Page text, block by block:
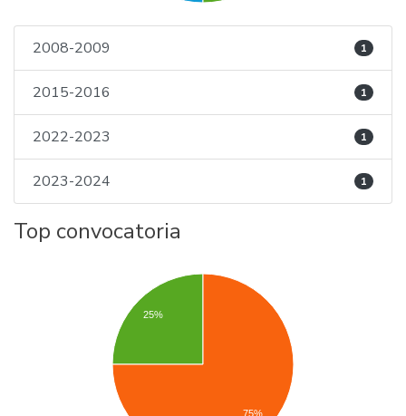
2008-2009 1
2015-2016 1
2022-2023 1
2023-2024 1
Top convocatoria
25%
75%